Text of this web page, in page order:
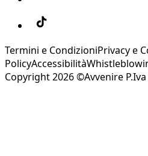
Termini e CondizioniPrivacy e
PolicyAccessibilità
Copyright 2026 ©Avvenire